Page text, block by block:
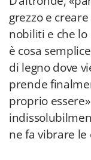
grezzo e
nobiliti e che
è cosa
di legno dove
prende
proprio
ne fa vibrare le